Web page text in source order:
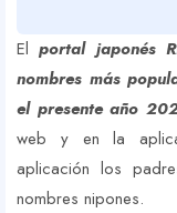
Elportal japonés
nombres más
el presente año
web y en la
aplicación los
nombres nipones.